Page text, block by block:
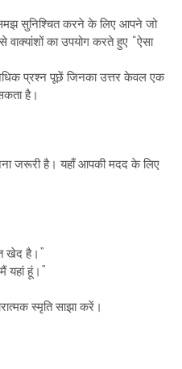
सुनिश्चित करने के लिए आपने जो
का उपयोग करते हुए “ऐसा
प्रश्न पूछें जिनका उत्तर केवल एक
है।
जरूरी है। यहाँ आपकी मदद के लिए
खेद है।”
यहां हूं।”
स्मृति साझा करें।